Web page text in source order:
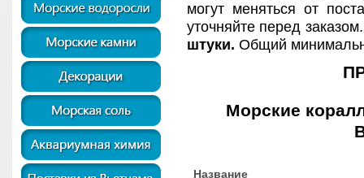
могут меняться от
уточняйте перед
штуки. Общий
Морские
Название